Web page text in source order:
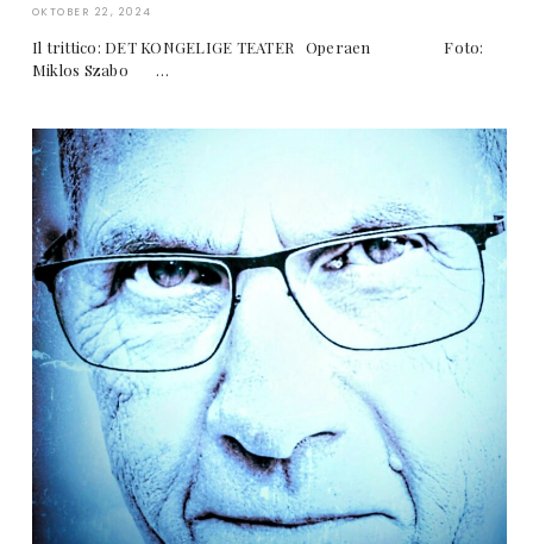
OKTOBER 22, 2024
Il trittico: DET KONGELIGE TEATER Operaen Foto:
Miklos Szabo …